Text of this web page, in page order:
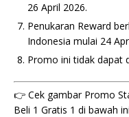
26 April 2026.
Penukaran Reward
Indonesia mulai 24
Promo ini tidak dapat
👉 Cek gambar Promo
Beli 1 Gratis 1 di bawah